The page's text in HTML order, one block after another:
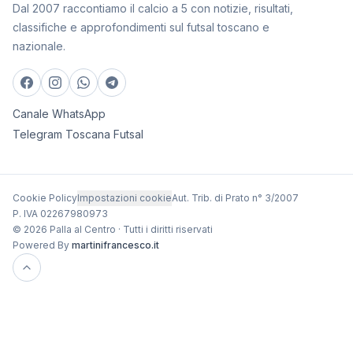
Dal 2007 raccontiamo il calcio a 5 con notizie, risultati,
classifiche e approfondimenti sul futsal toscano e
nazionale.
Canale WhatsApp
Telegram Toscana Futsal
Cookie PolicyImpostazioni cookieAut. Trib. di Prato n° 3/2007
P. IVA 02267980973
© 2026 Palla al Centro · Tutti i diritti riservati
Powered By martinifrancesco.it